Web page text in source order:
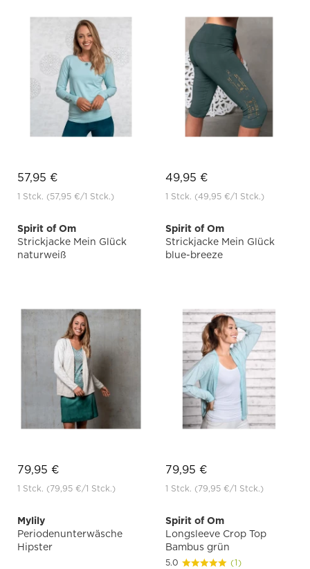
57,95 €
1 Stck. (57,95 €/1 Stck.)
49,95 €
1 Stck. (49,95 €/1 Stck.)
Spirit of Om
Strickjacke Mein Glück
naturweiß
79,95 €
1 Stck. (79,95 €/1 Stck.)
Spirit of Om
Strickjacke Mein Glück
blue-breeze
79,95 €
1 Stck. (79,95 €/1 Stck.)
Mylily
Periodenunterwäsche
Hipster
Spirit of Om
Longsleeve Crop Top
Bambus grün
5.0 (1)